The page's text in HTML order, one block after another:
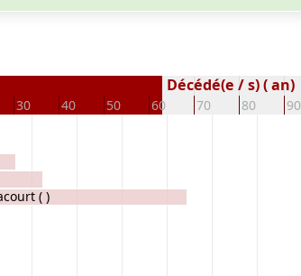
30 40 50 60 70 80 90
Décédé(e / s) ( an)
( )